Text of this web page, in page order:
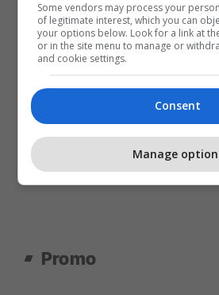
Promo
Some vendors may process your
of legitimate interest, which you can
your options below. Look for a link at
or in the site menu to manage or
and cookie settings.
Consent
Manage